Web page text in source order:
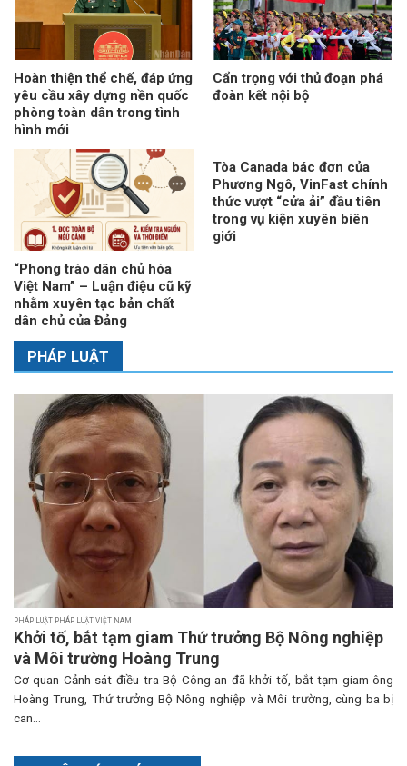
Hoàn thiện thể chế, đáp ứng
yêu cầu xây dựng nền quốc
phòng toàn dân trong tình
hình mới
Cẩn trọng với thủ đoạn phá
đoàn kết nội bộ
“Phong trào dân chủ hóa
Việt Nam” – Luận điệu cũ kỹ
nhằm xuyên tạc bản chất
dân chủ của Đảng
Tòa Canada bác đơn của
Phương Ngô, VinFast chính
thức vượt “cửa ải” đầu tiên
trong vụ kiện xuyên biên
giới
PHÁP LUẬT
PHÁP LUẬT PHÁP LUẬT VIỆT NAM
Khởi tố, bắt tạm giam Thứ trưởng Bộ Nông nghiệp
và Môi trường Hoàng Trung
Cơ quan Cảnh sát điều tra Bộ Công an đã khởi tố, bắt tạm giam ông
Hoàng Trung, Thứ trưởng Bộ Nông nghiệp và Môi trường, cùng ba bị
can...